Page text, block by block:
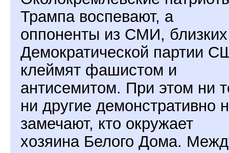
Трампа воспевают, а
оппоненты из СМИ,
Демократической партии
клеймят фашистом и
антисемитом. При этом ни
ни другие демонстративно
замечают, кто окружает
хозяина Белого Дома.